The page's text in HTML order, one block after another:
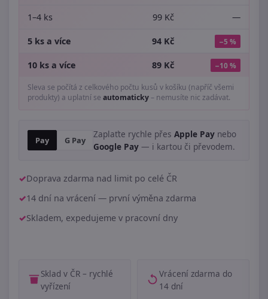
1–4 ks 99 Kč —
5 ks a více 94 Kč −5 %
10 ks a více 89 Kč −10 %
Sleva se počítá z celkového počtu kusů v košíku (napříč všemi
produkty) a uplatní se automaticky– nemusíte nic zadávat.
Pay G Pay
Zaplaťte rychle přes Apple Pay nebo
Google Pay — i kartou či převodem.
Doprava zdarma nad limit po celé ČR
14 dní na vrácení — první výměna zdarma
Skladem, expedujeme v pracovní dny
Sklad v ČR – rychlé
vyřízení
Vrácení zdarma do
14 dní